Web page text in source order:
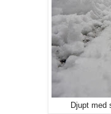
Djupt med